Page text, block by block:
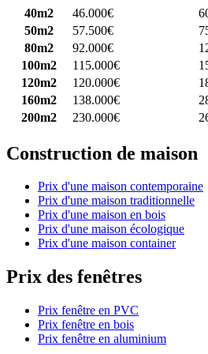
40m2
46.000€
50m2
57.500€
80m2
92.000€
100m2
115.000€
120m2
120.000€
160m2
138.000€
200m2
230.000€
Construction de maison
Prix d'une maison contemporaine
Prix d'une maison traditionnelle
Prix d'une maison en bois
Prix d'une maison écologique
Prix d'une maison container
Prix des fenêtres
Prix fenêtre en PVC
Prix fenêtre en bois
Prix fenêtre en aluminium